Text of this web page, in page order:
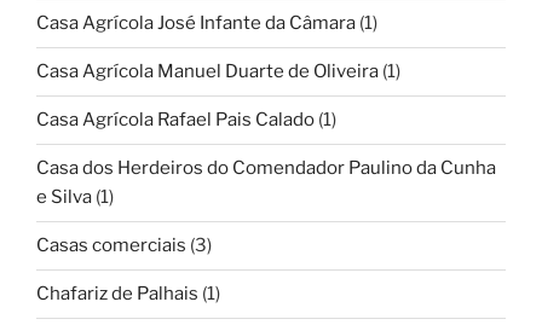
Casa Agrícola José Infante da Câmara (1)
Casa Agrícola Manuel Duarte de Oliveira (1)
Casa Agrícola Rafael Pais Calado (1)
Casa dos Herdeiros do Comendador Paulino da Cunha
e Silva (1)
Casas comerciais (3)
Chafariz de Palhais (1)